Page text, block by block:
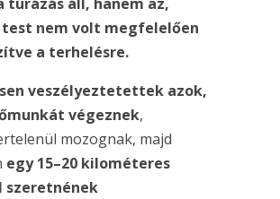
test nem volt megfelelően
a terhelésre.
veszélyeztetettek azok,
végeznek,
mozognak, majd
egy 15–20 kilométeres
szeretnének